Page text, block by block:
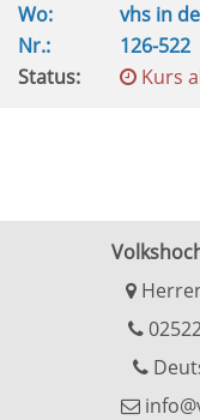
Wo:
vhs in
Nr.:
126-522
Status:
Kurs